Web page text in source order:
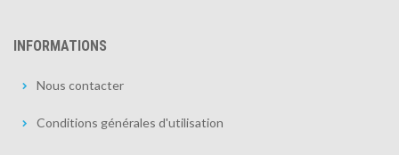
INFORMATIONS
Nous contacter
Conditions générales d'utilisation